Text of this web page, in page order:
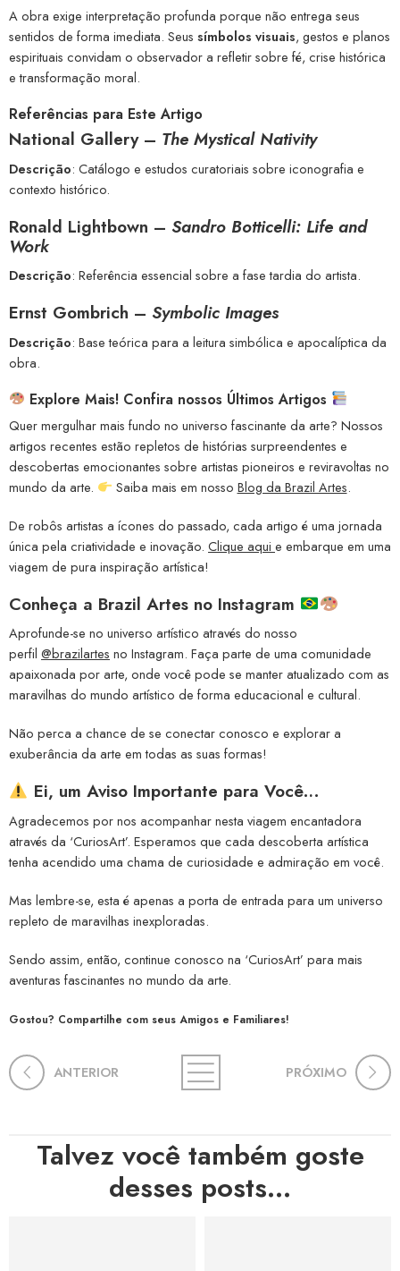
A obra exige interpretação profunda porque não entrega seus
sentidos de forma imediata. Seus símbolos visuais, gestos e planos
espirituais convidam o observador a refletir sobre fé, crise histórica
e transformação moral.
Referências para Este Artigo
National Gallery– The Mystical Nativity
Descrição: Catálogo e estudos curatoriais sobre iconografia e
contexto histórico.
Ronald Lightbown – Sandro Botticelli: Life and
Work
Descrição: Referência essencial sobre a fase tardia do artista.
Ernst Gombrich – Symbolic Images
Descrição: Base teórica para a leitura simbólica e apocalíptica da
obra.
Explore Mais! Confira nossos Últimos Artigos
Quer mergulhar mais fundo no universo fascinante da arte? Nossos
artigos recentes estão repletos de histórias surpreendentes e
descobertas emocionantes sobre artistas pioneiros e reviravoltas no
mundo da arte.
Saiba mais em nosso Blog da Brazil Artes.
De robôs artistas a ícones do passado, cada artigo é uma jornada
única pela criatividade e inovação. Clique aqui e embarque em uma
viagem de pura inspiração artística!
Conheça a Brazil Artes no Instagram
Aprofunde-se no universo artístico através do nosso
perfil @brazilartes no Instagram. Faça parte de uma comunidade
apaixonada por arte, onde você pode se manter atualizado com as
maravilhas do mundo artístico de forma educacional e cultural.
Não perca a chance de se conectar conosco e explorar a
exuberância da arte em todas as suas formas!
Ei, um Aviso Importante para Você…
Agradecemos por nos acompanhar nesta viagem encantadora
através da ‘CuriosArt’. Esperamos que cada descoberta artística
tenha acendido uma chama de curiosidade e admiração em você.
Mas lembre-se, esta é apenas a porta de entrada para um universo
repleto de maravilhas inexploradas.
Sendo assim, então, continue conosco na ‘CuriosArt’ para mais
aventuras fascinantes no mundo da arte.
Gostou? Compartilhe com seus Amigos e Familiares!
ANTERIOR PRÓXIMO
Talvez você também goste
desses posts...